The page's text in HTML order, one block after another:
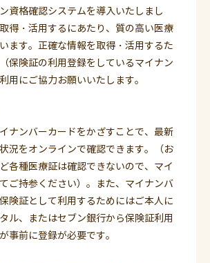
らせ
せ（4/4の診療について）
ンザ予防接種 インターネット予約終
知らせ
資格確認システムを導入いたしまし
得・活用するにあたり、質の高い医療
ます。正確な情報を取得・活用するた
保険証の利用登録をしているマイナン
用にご協力お願いいたします。
ナンバーカードをかざすことで、最新
況をオンラインで確認できます。（お
各種医療証は確認できないので、マイ
ご持参ください）。また、マイナンバ
険証として利用するためにはご本人に
ル、またはセブン銀行から保険証利用
事前に登録が必要です。